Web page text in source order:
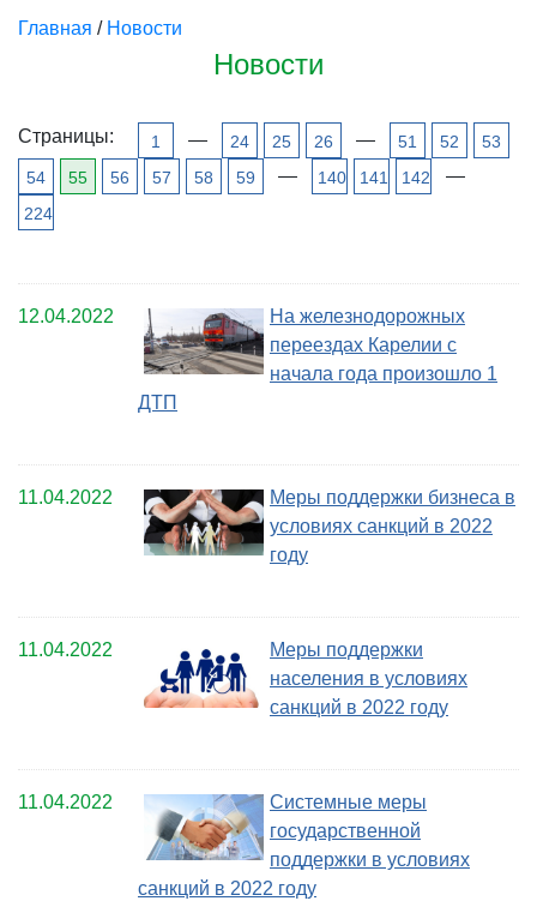
Главная / Новости
Новости
Страницы: 1 — 24 25 26 — 51 52
53
54
55 56 57 58 59 — 140 141 142 —
224
12.04.2022
На железнодорожных
переездах Карелии с
начала года произошло 1
ДТП
11.04.2022
Меры поддержки бизнеса в
условиях санкций в 2022
году
11.04.2022
Меры поддержки
населения в условиях
санкций в 2022 году
11.04.2022
Системные меры
государственной
поддержки в условиях
санкций в 2022 году